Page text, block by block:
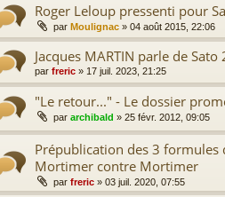
Roger Leloup pressenti pour
par Moulignac » 04 août 2015, 22:06
Jacques MARTIN parle de Sato
par freric » 17 juil. 2023, 21:25
"Le retour..." - Le dossier
par archibald » 25 févr. 2012, 09:05
Prépublication des 3 formules
Mortimer contre Mortimer
par freric » 03 juil. 2020, 07:55